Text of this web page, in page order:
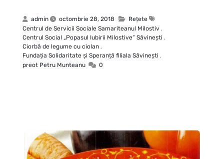
admin octombrie 28, 2018
Rețete
Centrul de Servicii Sociale Samariteanul Milostiv ,
Centrul Social „Popasul Iubirii Milostive” Săvineşti ,
Ciorbă de legume cu ciolan ,
Fundaţia Solidaritate şi Speranţă filiala Săvineşti ,
preot Petru Munteanu
0